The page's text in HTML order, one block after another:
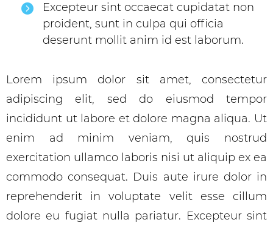
Excepteur sint occaecat cupidatat non
proident, sunt in culpa qui officia
deserunt mollit anim id est laborum.
Lorem ipsum dolor sit amet, consectetur
adipiscing elit, sed do eiusmod tempor
incididunt ut labore et dolore magna aliqua. Ut
enim ad minim veniam, quis nostrud
exercitation ullamco laboris nisi ut aliquip ex ea
commodo consequat. Duis aute irure dolor in
reprehenderit in voluptate velit esse cillum
dolore eu fugiat nulla pariatur. Excepteur sint